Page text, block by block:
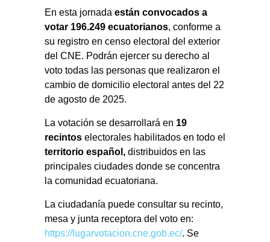
En esta jornada están convocados a
votar 196.249 ecuatorianos, conforme a
su registro en censo electoral del exterior
del CNE. Podrán ejercer su derecho al
voto todas las personas que realizaron el
cambio de domicilio electoral antes del 22
de agosto de 2025.
La votación se desarrollará en 19
recintos electorales habilitados en todo el
territorio español, distribuidos en las
principales ciudades donde se concentra
la comunidad ecuatoriana.
La ciudadanía puede consultar su recinto,
mesa y junta receptora del voto en:
https://lugarvotacion.cne.gob.ec/. Se